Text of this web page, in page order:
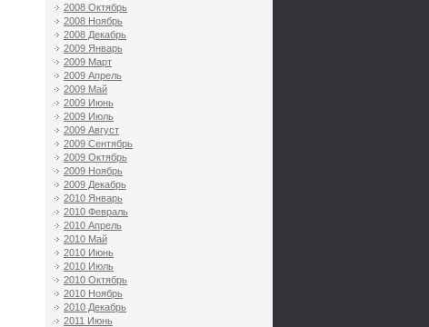
2008 Октябрь
2008 Ноябрь
2008 Декабрь
2009 Январь
2009 Март
2009 Апрель
2009 Май
2009 Июнь
2009 Июль
2009 Август
2009 Сентябрь
2009 Октябрь
2009 Ноябрь
2009 Декабрь
2010 Январь
2010 Февраль
2010 Апрель
2010 Май
2010 Июнь
2010 Июль
2010 Октябрь
2010 Ноябрь
2010 Декабрь
2011 Июнь